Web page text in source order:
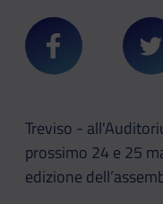
Condividi su
Treviso -
prossimo 24 e 25
edizione